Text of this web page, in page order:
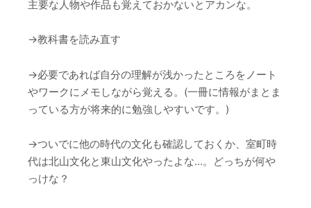
主要な人物や作品も覚えておかないとアカンな。
→教科書を読み直す
→必要であれば自分の理解が浅かったところをノート
やワークにメモしながら覚える。(一冊に情報がまとま
っている方が将来的に勉強しやすいです。)
→ついでに他の時代の文化も確認しておくか、室町時
代は北山文化と東山文化やったよな…。どっちが何や
っけな？